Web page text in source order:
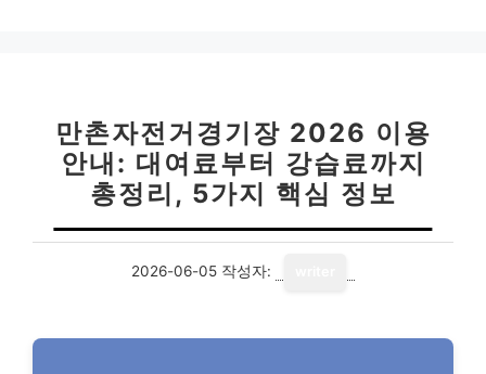
만촌자전거경기장 2026 이용
안내: 대여료부터 강습료까지
총정리, 5가지 핵심 정보
2026-06-05 작성자: